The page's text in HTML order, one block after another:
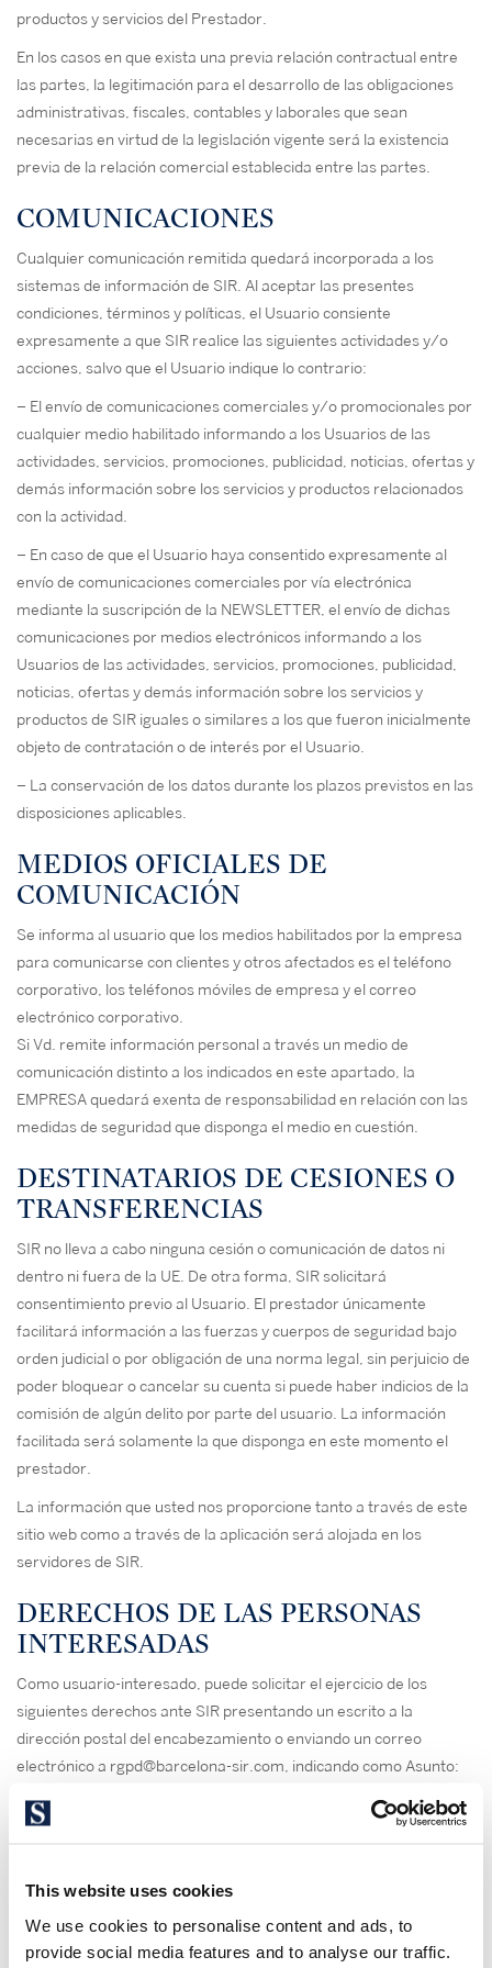
This website uses cookies
We use cookies to personalise content and ads, to
provide social media features and to analyse our traffic.
productos y servicios del Prestador.
En los casos en que exista una previa relación contractual entre
las partes, la legitimación para el desarrollo de las obligaciones
administrativas, fiscales, contables y laborales que sean
necesarias en virtud de la legislación vigente será la existencia
previa de la relación comercial establecida entre las partes.
COMUNICACIONES
Cualquier comunicación remitida quedará incorporada a los
sistemas de información de SIR. Al aceptar las presentes
condiciones, términos y políticas, el Usuario consiente
expresamente a que SIR realice las siguientes actividades y/o
acciones, salvo que el Usuario indique lo contrario:
– El envío de comunicaciones comerciales y/o promocionales por
cualquier medio habilitado informando a los Usuarios de las
actividades, servicios, promociones, publicidad, noticias, ofertas y
demás información sobre los servicios y productos relacionados
con la actividad.
– En caso de que el Usuario haya consentido expresamente al
envío de comunicaciones comerciales por vía electrónica
mediante la suscripción de la NEWSLETTER, el envío de dichas
comunicaciones por medios electrónicos informando a los
Usuarios de las actividades, servicios, promociones, publicidad,
noticias, ofertas y demás información sobre los servicios y
productos de SIR iguales o similares a los que fueron inicialmente
objeto de contratación o de interés por el Usuario.
– La conservación de los datos durante los plazos previstos en las
disposiciones aplicables.
MEDIOS OFICIALES DE
COMUNICACIÓN
Se informa al usuario que los medios habilitados por la empresa
para comunicarse con clientes y otros afectados es el teléfono
corporativo, los teléfonos móviles de empresa y el correo
electrónico corporativo.
Si Vd. remite información personal a través un medio de
comunicación distinto a los indicados en este apartado, la
EMPRESA quedará exenta de responsabilidad en relación con las
medidas de seguridad que disponga el medio en cuestión.
DESTINATARIOS DE CESIONES O
TRANSFERENCIAS
SIR no lleva a cabo ninguna cesión o comunicación de datos ni
dentro ni fuera de la UE. De otra forma, SIR solicitará
consentimiento previo al Usuario. El prestador únicamente
facilitará información a las fuerzas y cuerpos de seguridad bajo
orden judicial o por obligación de una norma legal, sin perjuicio de
poder bloquear o cancelar su cuenta si puede haber indicios de la
comisión de algún delito por parte del usuario. La información
facilitada será solamente la que disponga en este momento el
prestador.
La información que usted nos proporcione tanto a través de este
sitio web como a través de la aplicación será alojada en los
servidores de SIR.
DERECHOS DE LAS PERSONAS
INTERESADAS
Como usuario-interesado, puede solicitar el ejercicio de los
siguientes derechos ante SIR presentando un escrito a la
dirección postal del encabezamiento o enviando un correo
electrónico a rgpd@barcelona-sir.com, indicando como Asunto:
cualquier medio análogo en derecho, tal y como indica la ley.
– Derecho de acceso: permite al interesado conocer y obtener
información sobre sus datos de carácter personal sometidos a
tratamiento.